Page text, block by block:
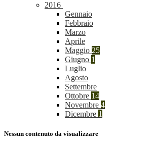
2016
Gennaio
Febbraio
Marzo
Aprile
Maggio 25
Giugno 1
Luglio
Agosto
Settembre
Ottobre 14
Novembre 4
Dicembre 1
Nessun contenuto da visualizzare